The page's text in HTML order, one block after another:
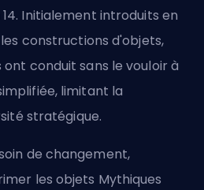
Initialement introduits en
constructions d'objets,
conduit sans le vouloir à
limitant la
stratégique.
de changement,
les objets Mythiques